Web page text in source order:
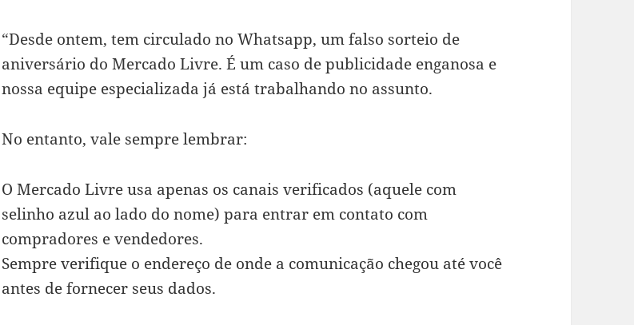
“Desde ontem, tem circulado no Whatsapp, um falso sorteio de
aniversário do Mercado Livre. É um caso de publicidade enganosa e
nossa equipe especializada já está trabalhando no assunto.
No entanto, vale sempre lembrar:
O Mercado Livre usa apenas os canais verificados (aquele com
selinho azul ao lado do nome) para entrar em contato com
compradores e vendedores.
Sempre verifique o endereço de onde a comunicação chegou até você
antes de fornecer seus dados.